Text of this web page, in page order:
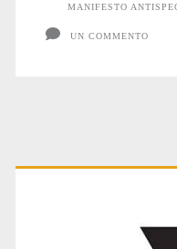
MANIFESTO
UN COMMENTO
Primary